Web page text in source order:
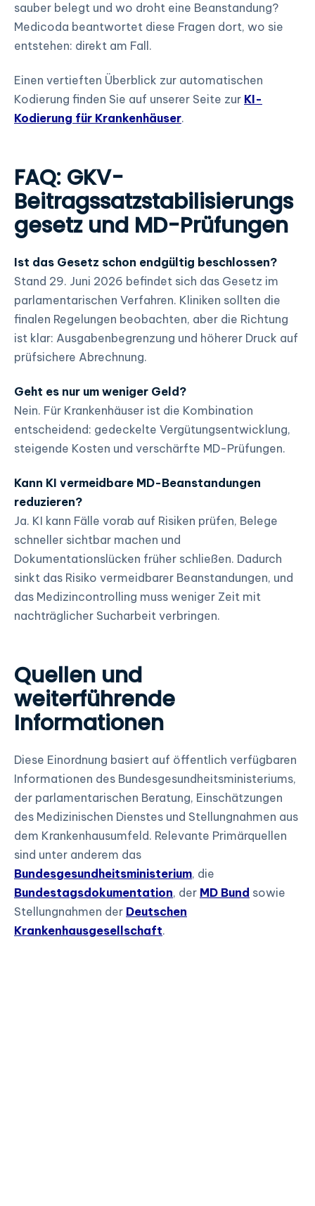
sauber belegt und wo droht eine Beanstandung?
Medicoda beantwortet diese Fragen dort, wo sie
entstehen: direkt am Fall.
Einen vertieften Überblick zur automatischen
Kodierung finden Sie auf unserer Seite zur KI-
Kodierung für Krankenhäuser.
FAQ: GKV-
Beitragssatzstabilisierungs
gesetz und MD-Prüfungen
Ist das Gesetz schon endgültig beschlossen?
Stand 29. Juni 2026 befindet sich das Gesetz im
parlamentarischen Verfahren. Kliniken sollten die
finalen Regelungen beobachten, aber die Richtung
ist klar: Ausgabenbegrenzung und höherer Druck auf
prüfsichere Abrechnung.
Geht es nur um weniger Geld?
Nein. Für Krankenhäuser ist die Kombination
entscheidend: gedeckelte Vergütungsentwicklung,
steigende Kosten und verschärfte MD-Prüfungen.
Kann KI vermeidbare MD-Beanstandungen
reduzieren?
Ja. KI kann Fälle vorab auf Risiken prüfen, Belege
schneller sichtbar machen und
Dokumentationslücken früher schließen. Dadurch
sinkt das Risiko vermeidbarer Beanstandungen, und
das Medizincontrolling muss weniger Zeit mit
nachträglicher Sucharbeit verbringen.
Quellen und
weiterführende
Informationen
Diese Einordnung basiert auf öffentlich verfügbaren
Informationen des Bundesgesundheitsministeriums,
der parlamentarischen Beratung, Einschätzungen
des Medizinischen Dienstes und Stellungnahmen aus
dem Krankenhausumfeld. Relevante Primärquellen
sind unter anderem das
Bundesgesundheitsministerium, die
Bundestagsdokumentation, der MD Bund sowie
Stellungnahmen der Deutschen
Krankenhausgesellschaft.